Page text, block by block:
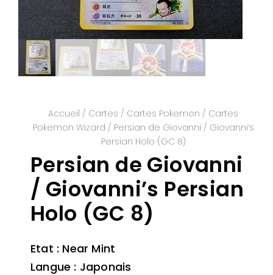
Accueil / Cartes / Cartes Pokemon / Cartes
Pokemon Wizard / Persian de Giovanni / Giovanni’s
Persian Holo (GC 8)
Persian de Giovanni
/ Giovanni’s Persian
Holo (GC 8)
Etat : Near Mint
Langue : Japonais